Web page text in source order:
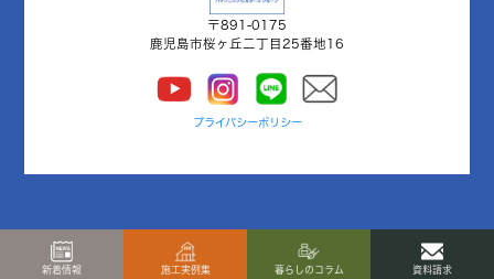
〒891-0175
鹿児島市桜ヶ丘二丁目25番地16
プライバシーポリシー
新着情報 施工実例集 暮らしのコラム 資料請求